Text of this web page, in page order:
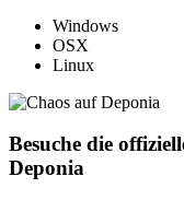
Windows
OSX
Linux
Besuche die
Deponia